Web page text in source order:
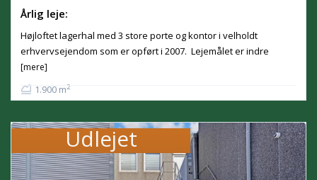
Årlig leje:
Højloftet lagerhal med 3 store porte og kontor i velholdt
erhvervsejendom som er opført i 2007. Lejemålet er indre
[mere]
1.900 m2
Udlejet